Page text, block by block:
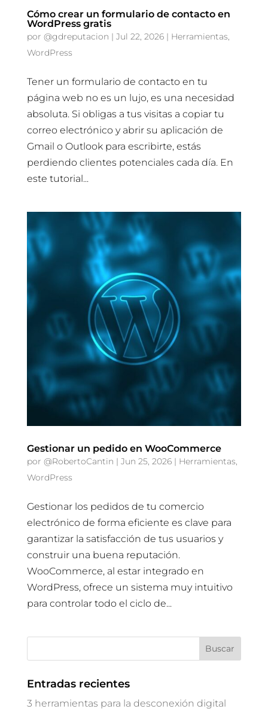
Cómo crear un formulario de contacto en
WordPress gratis
por @gdreputacion | Jul 22, 2026| Herramientas
WordPress
Tener un formulario de contacto en tu
página web no es un lujo, es una necesidad
absoluta. Si obligas a tus visitas a copiar tu
correo electrónico y abrir su aplicación de
Gmail o Outlook para escribirte, estás
perdiendo clientes potenciales cada día. En
este tutorial...
Gestionar un pedido en WooCommerce
por @RobertoCantin | Jun 25, 2026| Herramientas,
WordPress
Gestionar los pedidos de tu comercio
electrónico de forma eficiente es clave para
garantizar la satisfacción de tus usuarios y
construir una buena reputación.
WooCommerce, al estar integrado en
WordPress, ofrece un sistema muy intuitivo
para controlar todo el ciclo de...
Entradas recientes
3 herramientas para la desconexión digital